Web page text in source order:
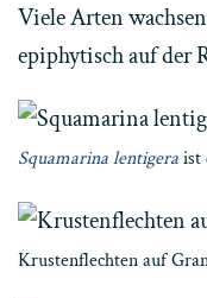
Viele Arten
epiphytisch auf der
Squamarina lentigeraist
Krustenflechten auf